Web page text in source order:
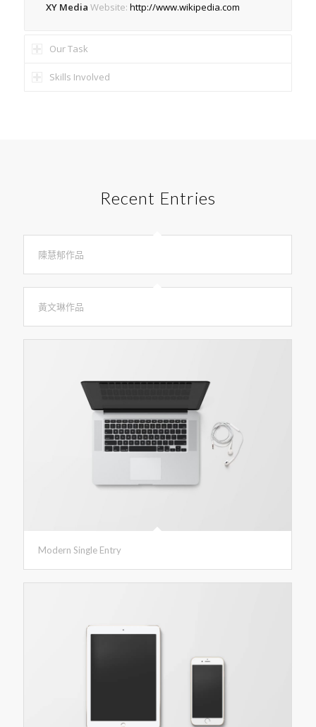
XY Media Website: http://www.wikipedia.com
Our Task
Skills Involved
Recent Entries
陳慧郁作品
黃文琳作品
Modern Single Entry